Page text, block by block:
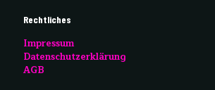
Rechtliches
Impressum
Datenschutzerklärung
AGB